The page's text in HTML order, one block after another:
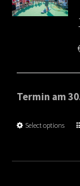
Termin am
Select options